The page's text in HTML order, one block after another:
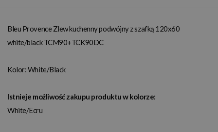
Bleu Provence Zlew kuchenny podwójny z szafką 120x60
white/black TCM90+TCK90DC
Kolor:White/Black
Istnieje możliwość zakupu produktu w kolorze:
White/Ecru